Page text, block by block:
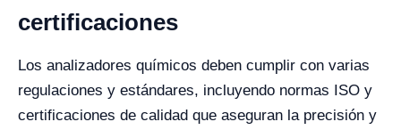
certificaciones
Los analizadores químicos deben cumplir con varias
regulaciones y estándares, incluyendo normas ISO y
certificaciones de calidad que aseguran la precisión y